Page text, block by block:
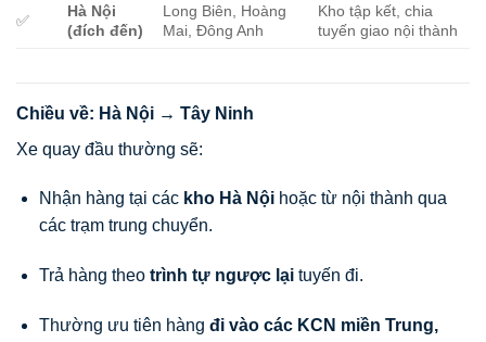
✅
Hà Nội
(đích đến)
Long Biên, Hoàng
Mai, Đông Anh
Kho tập kết, chia
tuyến giao nội thành
Chiều về: Hà Nội → Tây Ninh
Xe quay đầu thường sẽ:
Nhận hàng tại các kho Hà Nộihoặc từ nội thành qua
các trạm trung chuyển.
Trả hàng theo trình tự ngược lạituyến đi.
Thường ưu tiên hàng đi vào các KCN miền Trung,